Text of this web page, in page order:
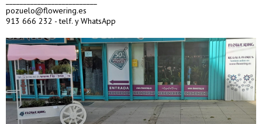
pozuelo@flowering.es
913 666 232 - telf. y WhatsApp